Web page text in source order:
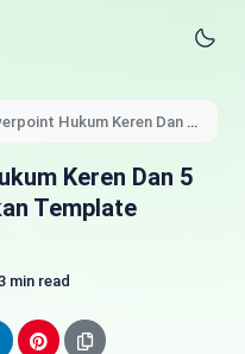
Hukum Keren Dan 5
Keren Dan 5
Template
min read